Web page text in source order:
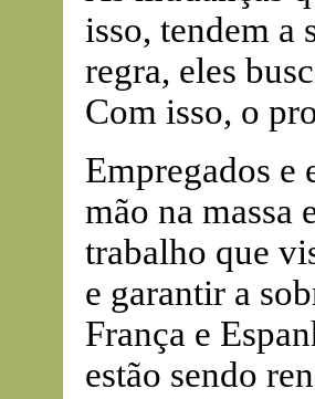
isso, tendem a
regra, eles
Com isso, o
Empregados e
mão na massa
trabalho que
e garantir a
França e
estão sendo